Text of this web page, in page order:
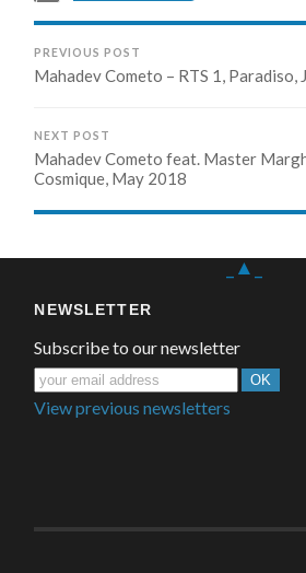
PREVIOUS POST
Mahadev Cometo – RTS 1, Paradiso,
NEXT POST
Mahadev Cometo feat. Master
Cosmique, May 2018
_▲_
NEWSLETTER
Subscribe to our newsletter
View previous newsletters